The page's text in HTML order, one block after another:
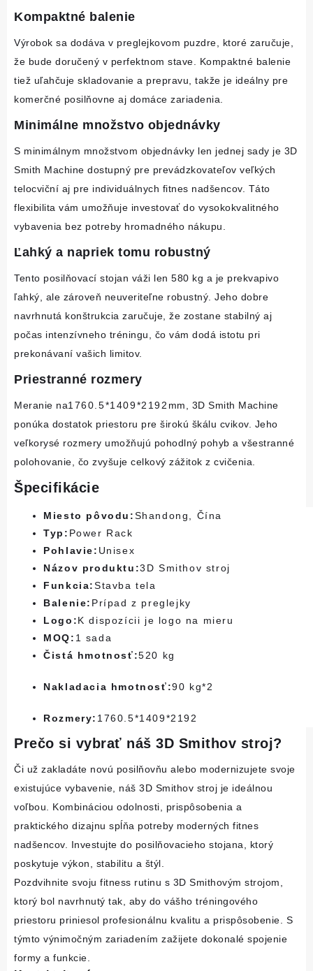
Kompaktné balenie
Výrobok sa dodáva v preglejkovom puzdre, ktoré zaručuje,
že bude doručený v perfektnom stave. Kompaktné balenie
tiež uľahčuje skladovanie a prepravu, takže je ideálny pre
komerčné posilňovne aj domáce zariadenia.
Minimálne množstvo objednávky
S minimálnym množstvom objednávky len jednej sady je 3D
Smith Machine dostupný pre prevádzkovateľov veľkých
telocviční aj pre individuálnych fitnes nadšencov. Táto
flexibilita vám umožňuje investovať do vysokokvalitného
vybavenia bez potreby hromadného nákupu.
Ľahký a napriek tomu robustný
Tento posilňovací stojan váži len 580 kg a je prekvapivo
ľahký, ale zároveň neuveriteľne robustný. Jeho dobre
navrhnutá konštrukcia zaručuje, že zostane stabilný aj
počas intenzívneho tréningu, čo vám dodá istotu pri
prekonávaní vašich limitov.
Priestranné rozmery
Meranie na1760.5*1409*2192 mm, 3D Smith Machine
ponúka dostatok priestoru pre širokú škálu cvikov. Jeho
veľkorysé rozmery umožňujú pohodlný pohyb a všestranné
polohovanie, čo zvyšuje celkový zážitok z cvičenia.
Špecifikácie
Miesto pôvodu:Shandong, Čína
Typ: Power Rack
Pohlavie: Unisex
Názov produktu:3D Smithov stroj
Funkcia:Stavba tela
Balenie: Prípad z preglejky
Logo:K dispozícii je logo na mieru
MOQ: 1 sada
Čistá hmotnosť:520 kg
Nakladacia hmotnosť:90 kg*2
Rozmery: 1760.5*1409*2192
Prečo si vybrať náš 3D Smithov stroj?
Či už zakladáte novú posilňovňu alebo modernizujete svoje
existujúce vybavenie, náš 3D Smithov stroj je ideálnou
voľbou. Kombináciou odolnosti, prispôsobenia a
praktického dizajnu spĺňa potreby moderných fitnes
nadšencov. Investujte do posilňovacieho stojana, ktorý
poskytuje výkon, stabilitu a štýl.
Pozdvihnite svoju fitness rutinu s 3D Smithovým strojom,
ktorý bol navrhnutý tak, aby do vášho tréningového
priestoru priniesol profesionálnu kvalitu a prispôsobenie. S
týmto výnimočným zariadením zažijete dokonalé spojenie
formy a funkcie.